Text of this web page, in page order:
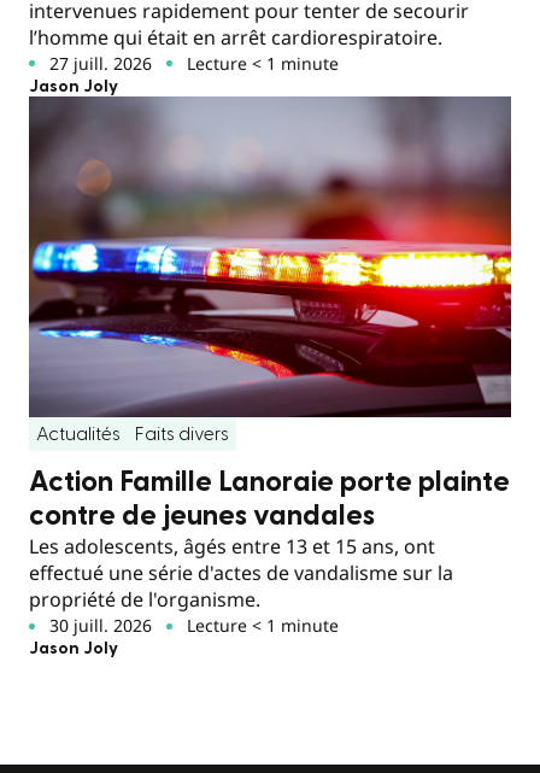
intervenues rapidement pour tenter de secourir
l’homme qui était en arrêt cardiorespiratoire.
27 juill. 2026 Lecture < 1 minute
Jason Joly
Actualités Faits divers
Action Famille Lanoraie porte plainte
contre de jeunes vandales
Les adolescents, âgés entre 13 et 15 ans, ont
effectué une série d'actes de vandalisme sur la
propriété de l'organisme.
30 juill. 2026 Lecture < 1 minute
Jason Joly